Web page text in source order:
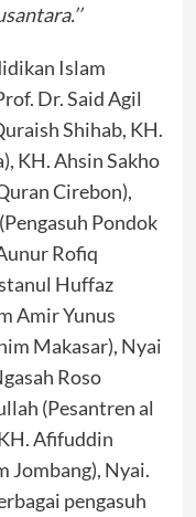
Islam
Dr. Said Agil
Shihab, KH.
KH. Ahsin Sakho
Cirebon),
Pondok
Rofiq
Huffaz
Amir Yunus
Makasar), Nyai
Roso
(Pesantren al
Afifuddin
Jombang), Nyai.
pengasuh